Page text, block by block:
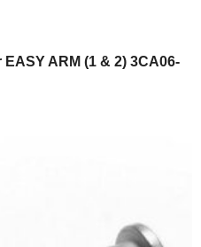
ARM (1 & 2) 3CA06-